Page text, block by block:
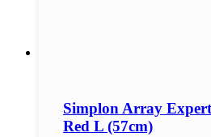
Simplon Array
Red L (57cm)